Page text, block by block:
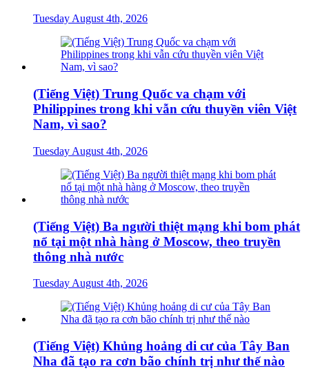
Tuesday August 4th, 2026
(Tiếng Việt) Trung Quốc va chạm với
Philippines trong khi vẫn cứu thuyền viên Việt
Nam, vì sao?
Tuesday August 4th, 2026
(Tiếng Việt) Ba người thiệt mạng khi bom phát
nổ tại một nhà hàng ở Moscow, theo truyền
thông nhà nước
Tuesday August 4th, 2026
(Tiếng Việt) Khủng hoảng di cư của Tây Ban
Nha đã tạo ra cơn bão chính trị như thế nào